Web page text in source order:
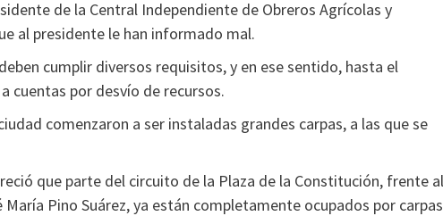
de la Central Independiente de Obreros Agrícolas y
al presidente le han informado mal.
cumplir diversos requisitos, y en ese sentido, hasta el
cuentas por desvío de recursos.
comenzaron a ser instaladas grandes carpas, a las que se
que parte del circuito de la Plaza de la Constitución, frente al
Pino Suárez, ya están completamente ocupados por